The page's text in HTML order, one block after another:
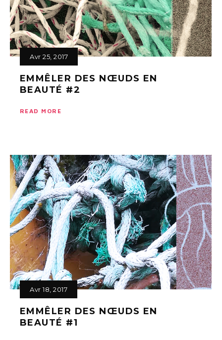
Avr 25, 2017
EMMÊLER DES NŒUDS EN
BEAUTÉ #2
READ MORE
Avr 18, 2017
EMMÊLER DES NŒUDS EN
BEAUTÉ #1